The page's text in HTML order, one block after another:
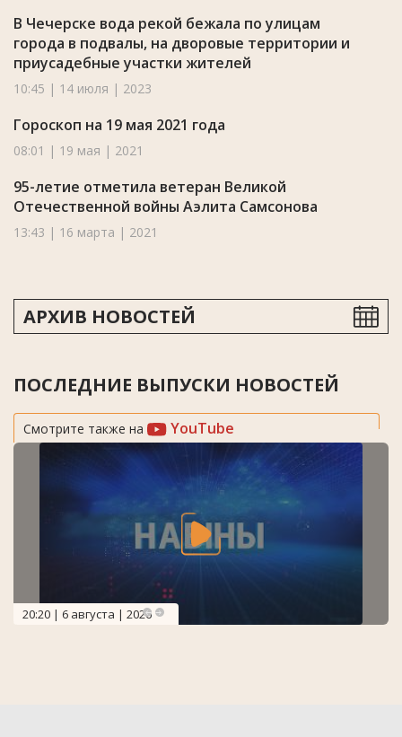
В Чечерске вода рекой бежала по улицам
города в подвалы, на дворовые территории и
приусадебные участки жителей
10:45 | 14 июля | 2023
Гороскоп на 19 мая 2021 года
08:01 | 19 мая | 2021
95-летие отметила ветеран Великой
Отечественной войны Аэлита Самсонова
13:43 | 16 марта | 2021
АРХИВ НОВОСТЕЙ
ПОСЛЕДНИЕ ВЫПУСКИ НОВОСТЕЙ
Смотрите также на YouTube
20:20 | 6 августа | 2026